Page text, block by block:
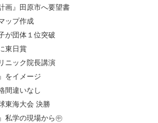
画』田原市へ要望書
ップ作成
が団体１位突破
東日賞
ニック院長講演
をイメージ
間違いなし
東海大会 決勝
私学の現場から㊥